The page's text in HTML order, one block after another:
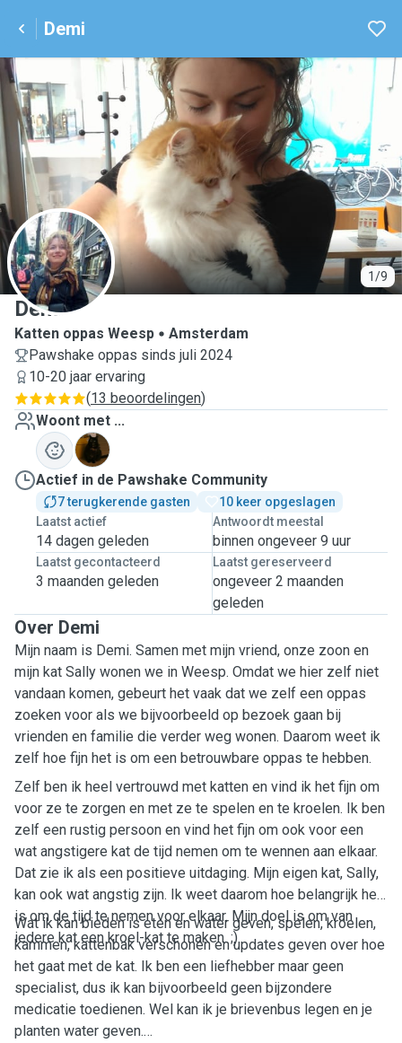
Demi
1/9
D
Demi
Katten oppas Weesp
Amsterdam
Pawshake oppas sinds juli 2024
10-20 jaar ervaring
(13 beoordelingen)
Woont met ...
S
Actief in de Pawshake Community
7 terugkerende gasten
10 keer opgeslagen
Laatst actief
14 dagen geleden
Antwoordt meestal
binnen ongeveer 9 uur
Laatst gecontacteerd
3 maanden geleden
Laatst gereserveerd
ongeveer 2 maanden
geleden
Over Demi
Mijn naam is Demi. Samen met mijn vriend, onze zoon en
mijn kat Sally wonen we in Weesp. Omdat we hier zelf niet
vandaan komen, gebeurt het vaak dat we zelf een oppas
zoeken voor als we bijvoorbeeld op bezoek gaan bij
vrienden en familie die verder weg wonen. Daarom weet ik
zelf hoe fijn het is om een betrouwbare oppas te hebben.
Zelf ben ik heel vertrouwd met katten en vind ik het fijn om
voor ze te zorgen en met ze te spelen en te kroelen. Ik ben
zelf een rustig persoon en vind het fijn om ook voor een
wat angstigere kat de tijd nemen om te wennen aan elkaar.
Dat zie ik als een positieve uitdaging. Mijn eigen kat, Sally,
kan ook wat angstig zijn. Ik weet daarom hoe belangrijk het
is om de tijd te nemen voor elkaar. Mijn doel is om van
iedere kat een kroel-kat te maken. ;)
Wat ik kan bieden is eten en water geven, spelen, kroelen,
kammen, kattenbak verschonen en updates geven over hoe
het gaat met de kat. Ik ben een liefhebber maar geen
specialist, dus ik kan bijvoorbeeld geen bijzondere
medicatie toedienen. Wel kan ik je brievenbus legen en je
planten water geven.